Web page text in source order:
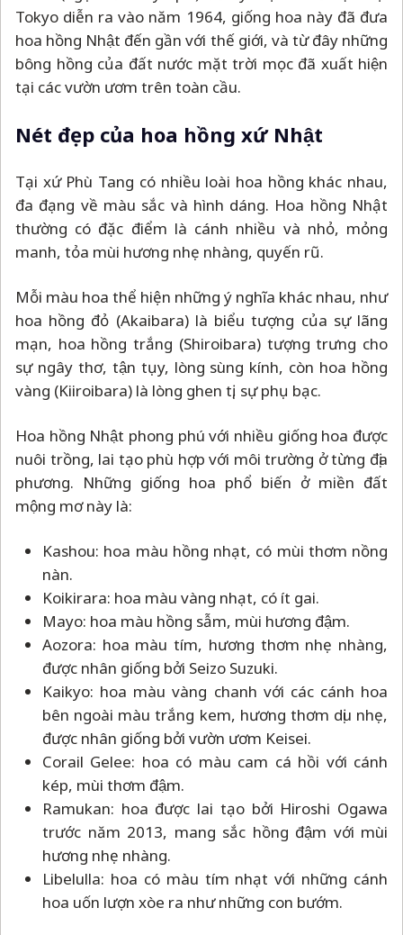
Tokyo diễn ra vào năm 1964, giống hoa này đã đưa
hoa hồng Nhật đến gần với thế giới, và từ đây những
bông hồng của đất nước mặt trời mọc đã xuất hiện
tại các vườn ươm trên toàn cầu.
Nét đẹp của hoa hồng xứ Nhật
Tại xứ Phù Tang có nhiều loài hoa hồng khác nhau,
đa đạng về màu sắc và hình dáng. Hoa hồng Nhật
thường có đặc điểm là cánh nhiều và nhỏ, mỏng
manh, tỏa mùi hương nhẹ nhàng, quyến rũ.
Mỗi màu hoa thể hiện những ý nghĩa khác nhau, như
hoa hồng đỏ (Akaibara) là biểu tượng của sự lãng
mạn, hoa hồng trắng (Shiroibara) tượng trưng cho
sự ngây thơ, tận tụy, lòng sùng kính, còn hoa hồng
vàng (Kiiroibara) là lòng ghen tị, sự phụ bạc.
Hoa hồng Nhật phong phú với nhiều giống hoa được
nuôi trồng, lai tạo phù hợp với môi trường ở từng địa
phương. Những giống hoa phổ biến ở miền đất
mộng mơ này là:
Kashou: hoa màu hồng nhạt, có mùi thơm nồng
nàn.
Koikirara: hoa màu vàng nhạt, có ít gai.
Mayo: hoa màu hồng sẫm, mùi hương đậm.
Aozora: hoa màu tím, hương thơm nhẹ nhàng,
được nhân giống bởi Seizo Suzuki.
Kaikyo: hoa màu vàng chanh với các cánh hoa
bên ngoài màu trắng kem, hương thơm dịu nhẹ,
được nhân giống bởi vườn ươm Keisei.
Corail Gelee: hoa có màu cam cá hồi với cánh
kép, mùi thơm đậm.
Ramukan: hoa được lai tạo bởi Hiroshi Ogawa
trước năm 2013, mang sắc hồng đậm với mùi
hương nhẹ nhàng.
Libelulla: hoa có màu tím nhạt với những cánh
hoa uốn lượn xòe ra như những con bướm.